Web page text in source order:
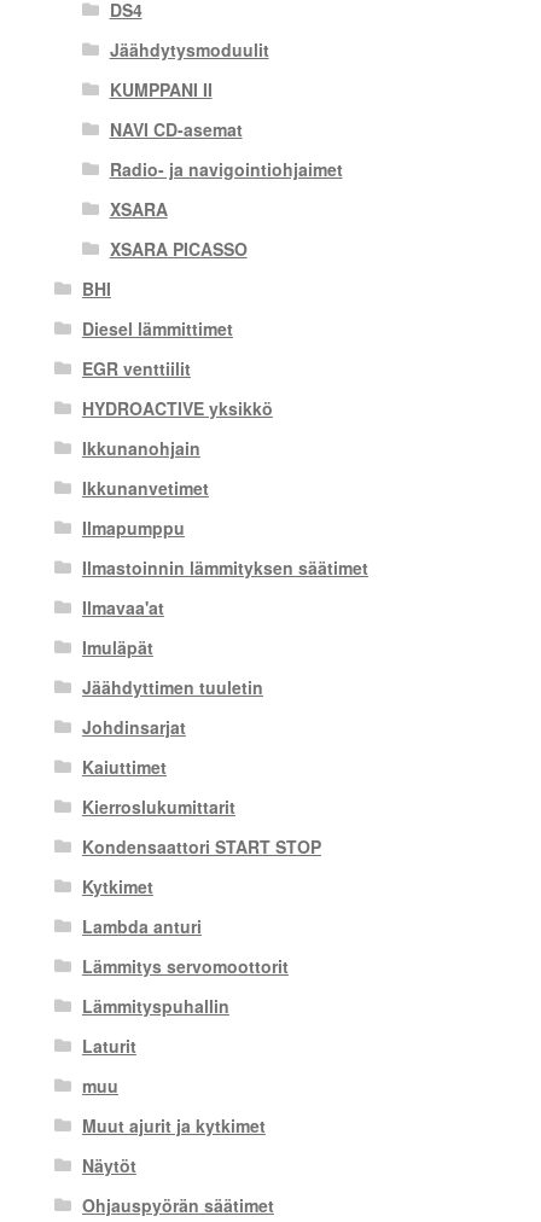
DS4
Jäähdytysmoduulit
KUMPPANI II
NAVI CD-asemat
Radio- ja navigointiohjaimet
XSARA
XSARA PICASSO
BHI
Diesel lämmittimet
EGR venttiilit
HYDROACTIVE yksikkö
Ikkunanohjain
Ikkunanvetimet
Ilmapumppu
Ilmastoinnin lämmityksen säätimet
Ilmavaa'at
Imuläpät
Jäähdyttimen tuuletin
Johdinsarjat
Kaiuttimet
Kierroslukumittarit
Kondensaattori START STOP
Kytkimet
Lambda anturi
Lämmitys servomoottorit
Lämmityspuhallin
Laturit
muu
Muut ajurit ja kytkimet
Näytöt
Ohjauspyörän säätimet